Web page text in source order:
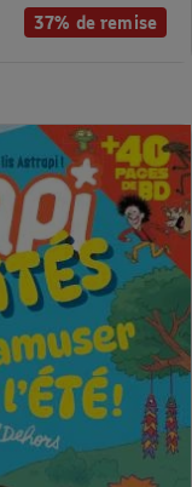
37% de remise